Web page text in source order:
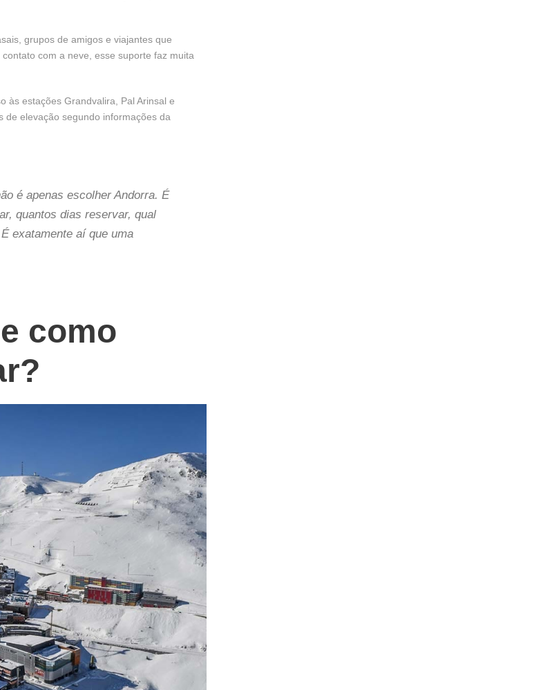
grupos de amigos e viajantes que
com a neve, esse suporte faz muita
às estações Grandvalira, Pal Arinsal e
de elevação segundo informações da
é apenas escolher Andorra. É
quantos dias reservar, qual
exatamente aí que uma
como